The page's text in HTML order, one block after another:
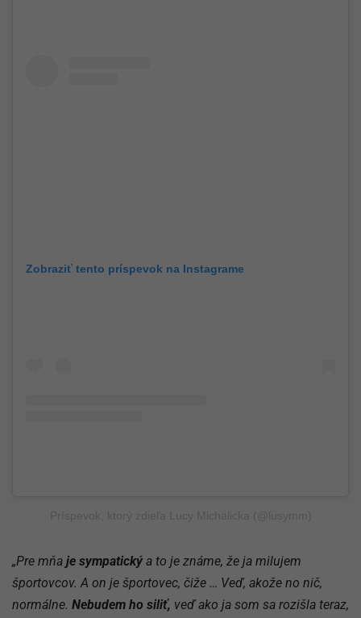
Zobraziť tento príspevok na Instagrame
„Pre mňa je sympatický a to je známe, že ja milujem
športovcov. A on je športovec, čiže … Veď, akože no nič,
normálne. Nebudem ho siliť, veď ako ja som sa rozišla teraz,